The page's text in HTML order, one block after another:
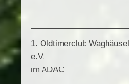
1. Oldtimerclub Waghäusel
e.V.
im ADAC